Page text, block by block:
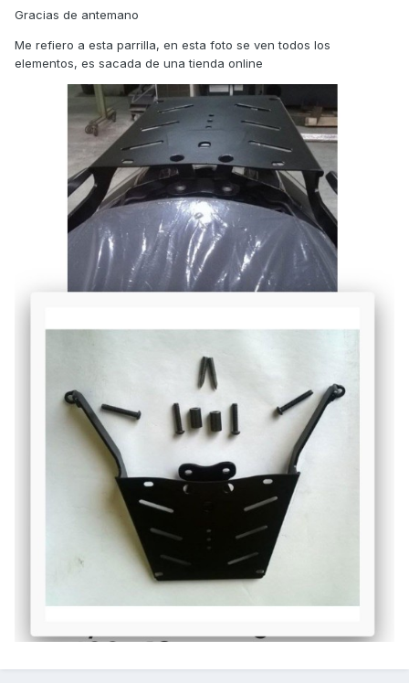
Gracias de antemano
Me refiero a esta parrilla, en esta foto se ven todos los
elementos, es sacada de una tienda online